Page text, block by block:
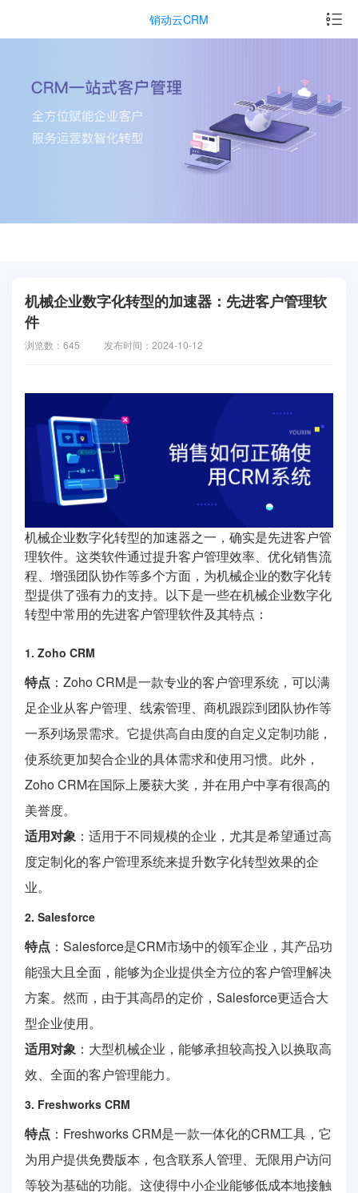
销动云CRM
机械企业数字化转型的加速器：先进客户管理软
件
浏览数：645 发布时间：2024-10-12
机械企业数字化转型的加速器之一，确实是先进客户管
理软件。这类软件通过提升客户管理效率、优化销售流
程、增强团队协作等多个方面，为机械企业的数字化转
型提供了强有力的支持。以下是一些在机械企业数字化
转型中常用的先进客户管理软件及其特点：
1. Zoho CRM
特点 ：Zoho CRM是一款专业的客户管理系统，可以满
足企业从客户管理、线索管理、商机跟踪到团队协作等
一系列场景需求。它提供高自由度的自定义定制功能，
使系统更加契合企业的具体需求和使用习惯。此外，
Zoho CRM在国际上屡获大奖，并在用户中享有很高的
美誉度。
适用对象 ：适用于不同规模的企业，尤其是希望通过高
度定制化的客户管理系统来提升数字化转型效果的企
业。
2. Salesforce
特点 ：Salesforce是CRM市场中的领军企业，其产品功
能强大且全面，能够为企业提供全方位的客户管理解决
方案。然而，由于其高昂的定价，Salesforce更适合大
型企业使用。
适用对象 ：大型机械企业，能够承担较高投入以换取高
效、全面的客户管理能力。
3. Freshworks CRM
特点 ：Freshworks CRM是一款一体化的CRM工具，它
为用户提供免费版本，包含联系人管理、无限用户访问
等较为基础的功能。这使得中小企业能够低成本地接触